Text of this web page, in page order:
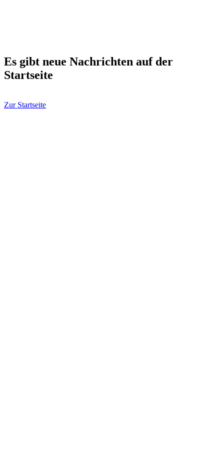
Es gibt neue Nachrichten auf der
Startseite
Zur Startseite